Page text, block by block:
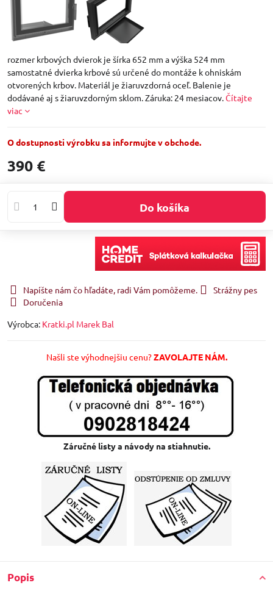
rozmer krbových dvierok je šírka 652 mm a výška 524 mm
samostatné dvierka krbové sú určené do montáže k ohniskám
otvorených krbov. Materiál je žiaruvzdorná oceľ. Balenie je
dodávané aj s žiaruvzdorným sklom. Záruka: 24 mesiacov.Čítajte
viac
O dostupnosti výrobku sa informujte v obchode.
390 €
Do košíka
Napíšte nám čo hľadáte, radi Vám pomôžeme.
Strážny pes
Doručenia
Výrobca: Kratki.pl Marek Bal
Našli ste výhodnejšiu cenu?ZAVOLAJTE NÁM.
Záručné listy a návody na stiahnutie.
Popis